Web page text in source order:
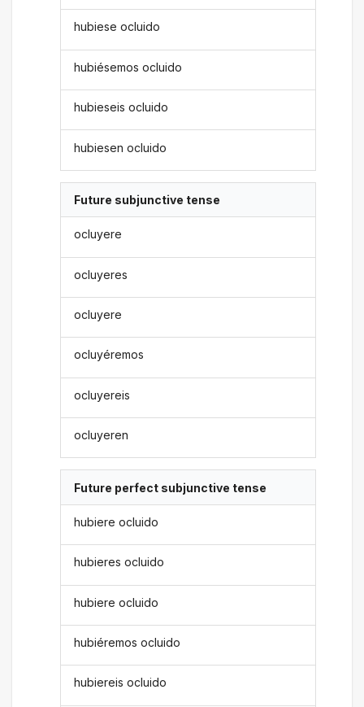
hubiese ocluido
hubiésemos ocluido
hubieseis ocluido
hubiesen ocluido
Future subjunctive tense
ocluyere
ocluyeres
ocluyere
ocluyéremos
ocluyereis
ocluyeren
Future perfect subjunctive tense
hubiere ocluido
hubieres ocluido
hubiere ocluido
hubiéremos ocluido
hubiereis ocluido